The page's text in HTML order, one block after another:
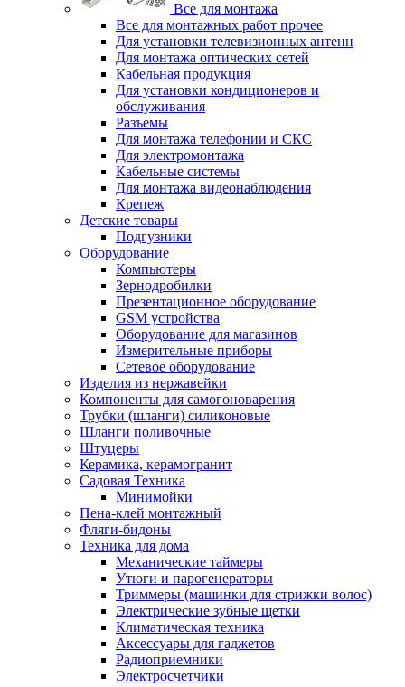
Все для монтажа
Все для монтажных работ прочее
Для установки телевизионных антенн
Для монтажа оптических сетей
Кабельная продукция
Для установки кондиционеров и
обслуживания
Разъемы
Для монтажа телефонии и СКС
Для электромонтажа
Кабельные системы
Для монтажа видеонаблюдения
Крепеж
Детские товары
Подгузники
Оборудование
Компьютеры
Зернодробилки
Презентационное оборудование
GSM устройства
Оборудование для магазинов
Измерительные приборы
Сетевое оборудование
Изделия из нержавейки
Компоненты для самогоноварения
Трубки (шланги) силиконовые
Шланги поливочные
Штуцеры
Керамика, керамогранит
Садовая Техника
Минимойки
Пена-клей монтажный
Фляги-бидоны
Техника для дома
Механические таймеры
Утюги и парогенераторы
Триммеры (машинки для стрижки волос)
Электрические зубные щетки
Климатическая техника
Аксессуары для гаджетов
Радиоприемники
Электросчетчики